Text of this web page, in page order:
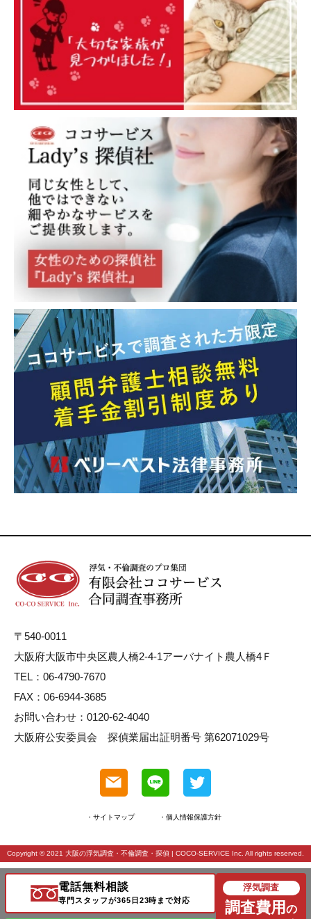
〒540-0011
大阪府大阪市中央区農人橋2-4-1アーバナイト農人橋4Ｆ
TEL：06-4790-7670
FAX：06-6944-3685
お問い合わせ：0120-62-4040
大阪府公安委員会 探偵業届出証明番号 第62071029号
・サイトマップ ・個人情報保護方針
Copyright © 2021 大阪の浮気調査・不倫調査・探偵 | COCO-SERVICE Inc. All rights reserved.
電話無料相談
専門スタッフが365日23時まで対応
浮気調査
調査費用の